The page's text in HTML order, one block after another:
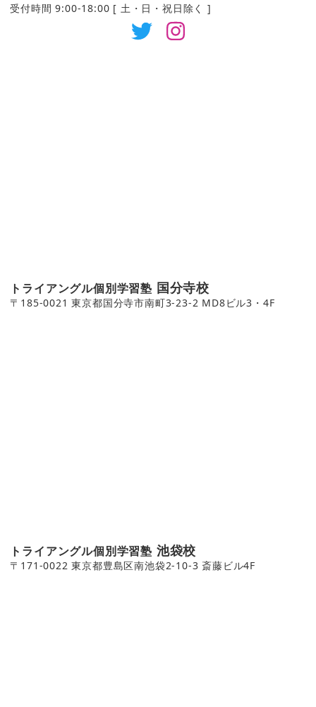
受付時間 9:00-18:00 [ 土・日・祝日除く ]
トライアングル個別学習塾 国分寺校
〒185-0021 東京都国分寺市南町3-23-2 MD8ビル3・4F
トライアングル個別学習塾 池袋校
〒171-0022 東京都豊島区南池袋2-10-3 斎藤ビル4F